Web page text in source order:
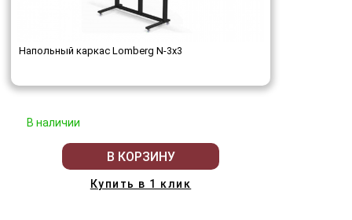
Напольный каркас Lomberg N-3х3
В наличии
В КОРЗИНУ
Купить в 1 клик